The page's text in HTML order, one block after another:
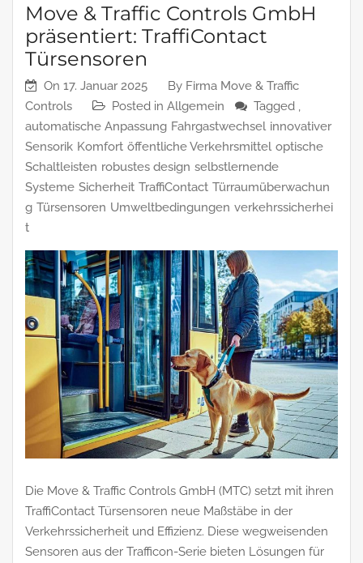
Move & Traffic Controls GmbH
präsentiert: TraffiContact
Türsensoren
On 17. Januar 2025 By Firma Move & Traffic
Controls
Posted in Allgemein
Tagged ,
automatische Anpassung Fahrgastwechsel innovativer
Sensorik Komfort öffentliche Verkehrsmittel optische
Schaltleisten robustes design selbstlernende
Systeme Sicherheit TraffiContact Türraumüberwachun
g Türsensoren Umweltbedingungen verkehrssicherhei
t
Die Move & Traffic Controls GmbH (MTC) setzt mit ihren
TraffiContact Türsensoren neue Maßstäbe in der
Verkehrssicherheit und Effizienz. Diese wegweisenden
Sensoren aus der Trafficon-Serie bieten Lösungen für